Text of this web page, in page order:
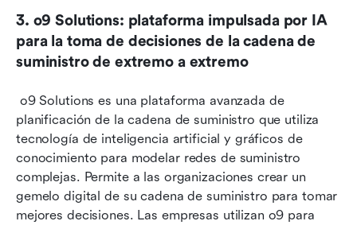
3. o9 Solutions: plataforma impulsada por IA
para la toma de decisiones de la cadena de
suministro de extremo a extremo
planificación de la cadena de suministro que utiliza
tecnología de inteligencia artificial y gráficos de
conocimiento para modelar redes de suministro
complejas. Permite a las organizaciones crear un
gemelo digital de su cadena de suministro para tomar
mejores decisiones. Las empresas utilizan o9 para